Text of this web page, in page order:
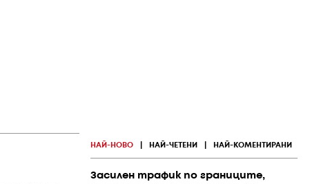
НАЙ-НОВО НАЙ-ЧЕТЕНИ НАЙ-КОМЕНТИРАНИ
Засилен трафик по границите,